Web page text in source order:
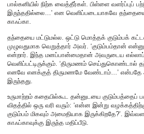
பால்கனியில் நிற்க வைத்தீர்கள். பிள்ளை வளர்ப்புப்
இருந்ததில்லை…’ என வெளிப்படையாகவே தந்தையைக்
காஃப்கா.
தந்தையை மட்டுமல்ல. ஒட்டு மொத்தக் குடும்பக்
முழுவதுமாக வெறுத்தார் அவர். ‘குடும்பம்தான்
என்றார். இந்த மனப்பான்மைதான் அவருடைய எல்லாப்
வெளிப்பட்டிருக்கும். ‘திருமணம் செய்துகொண்டால்
எனவே எனக்குத் திருமணமே வேண்டாம்…’ என்பதே
இருந்தது.
உருமாற்றம் கதையில்கூட தன்னுடயை குடும்பத்தைப்
விதத்தில் ஒரு வரி வரும்: ‘என்ன இன்று
குடும்பம் மிகவும் அமைதியாக இருக்கிறதே?’.
காஃப்காவுக்கு இருந்த மதிப்பீடு.